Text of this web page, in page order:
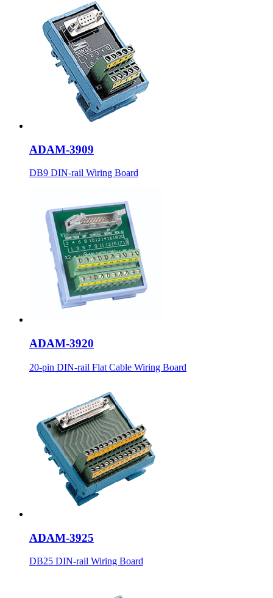
ADAM-3909
DB9 DIN-rail Wiring Board
ADAM-3920
20-pin DIN-rail Flat Cable Wiring Board
ADAM-3925
DB25 DIN-rail Wiring Board